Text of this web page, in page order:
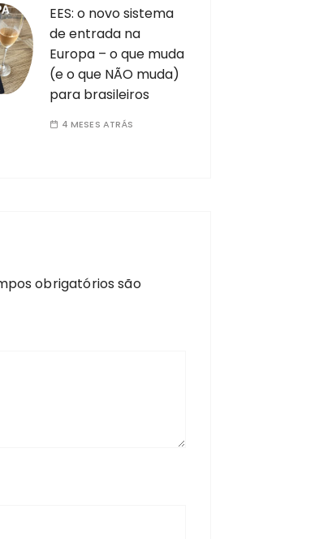
EES: o novo sistema
de entrada na
Europa – o que muda
(e o que NÃO muda)
para brasileiros
4 MESES ATRÁS
obrigatórios são